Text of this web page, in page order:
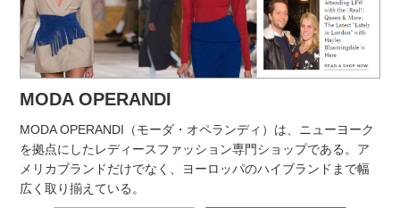
MODA OPERANDI
MODA OPERANDI（モーダ・オペランディ）は、ニューヨーク
を拠点にしたレディースファッション専門ショップである。ア
メリカブランドだけでなく、ヨーロッパのハイブランドまで幅
広く取り揃えている。